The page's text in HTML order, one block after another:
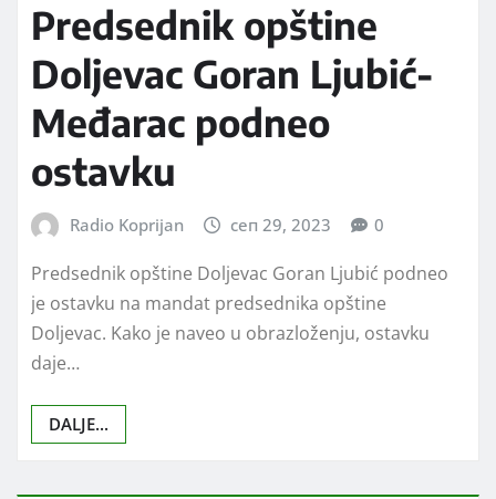
Predsednik opštine
Doljevac Goran Ljubić-
Međarac podneo
ostavku
Radio Koprijan сеп 29, 2023 0
Predsednik opštine Doljevac Goran Ljubić podneo
je ostavku na mandat predsednika opštine
Doljevac. Kako je naveo u obrazloženju, ostavku
daje…
DALJE...